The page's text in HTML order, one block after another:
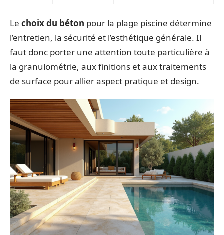
Le choix du béton pour la plage piscine détermine
l’entretien, la sécurité et l’esthétique générale. Il
faut donc porter une attention toute particulière à
la granulométrie, aux finitions et aux traitements
de surface pour allier aspect pratique et design.